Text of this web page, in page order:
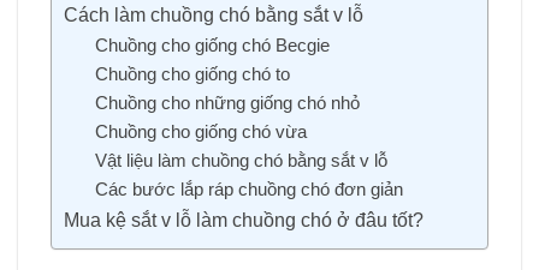
Cách làm chuồng chó bằng sắt v lỗ
Chuồng cho giống chó Becgie
Chuồng cho giống chó to
Chuồng cho những giống chó nhỏ
Chuồng cho giống chó vừa
Vật liệu làm chuồng chó bằng sắt v lỗ
Các bước lắp ráp chuồng chó đơn giản
Mua kệ sắt v lỗ làm chuồng chó ở đâu tốt?